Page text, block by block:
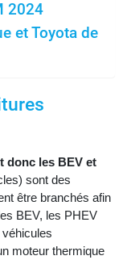
2024
et Toyota de
donc les BEV et
sont des
être branchés afin
BEV, les PHEV
moteur thermique